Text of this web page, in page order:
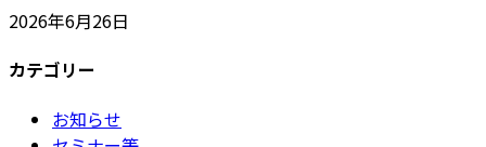
2026年6月26日
カテゴリー
お知らせ